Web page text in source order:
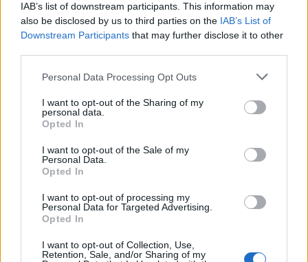
IAB’s list of downstream participants. This information may
also be disclosed by us to third parties on the IAB’s List of
Downstream Participants that may further disclose it to other
Personal Data Processing Opt Outs
I want to opt-out of the Sharing of my
personal data.
Opted In
I want to opt-out of the Sale of my
Personal Data.
Opted In
I want to opt-out of processing my
Personal Data for Targeted Advertising.
Opted In
I want to opt-out of Collection, Use,
Retention, Sale, and/or Sharing of my
Bosz wil niets weten van Oranje: PSV-trainer
kapt interview abrupt af
League? PSV en Feyenoord weten dan hun
Zo verliep de carrière van Armando Obispo bij
PSV
Ajax en PSV strijden om Braziliaans talent met
afkoopclausule van 80 miljoen
Joey Veerman verkoopt woning in Eindhoven